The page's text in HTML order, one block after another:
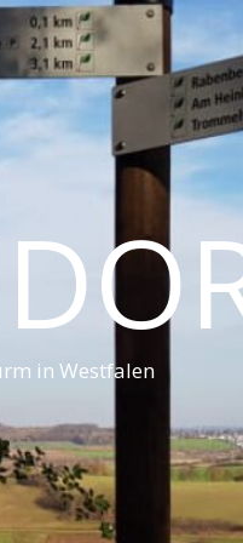
in Westfalen